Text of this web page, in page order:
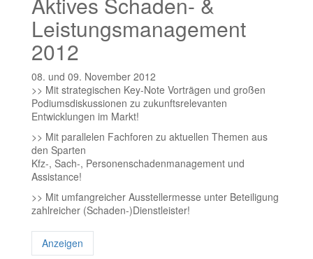
Leistungsmanagement
2012
08. und 09. November 2012
>> Mit strategischen Key-Note Vorträgen und großen
Podiumsdiskussionen zu zukunftsrelevanten
Entwicklungen im Markt!
>> Mit parallelen Fachforen zu aktuellen Themen aus
den Sparten
Kfz-, Sach-, Personenschadenmanagement und
Assistance!
>> Mit umfangreicher Ausstellermesse unter Beteiligung
zahlreicher (Schaden-)Dienstleister!
Anzeigen